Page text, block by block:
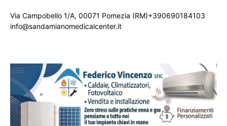
Via Campobello 1/A, 00071 Pomezia (RM)+390690184103
info@sandamianomedicalcenter.it